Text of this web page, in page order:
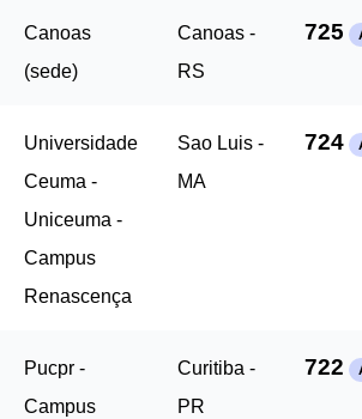
Canoas
(sede)
Canoas -
RS
725
Universidade
Ceuma -
Uniceuma -
Campus
Renascença
Sao Luis -
MA
724
Pucpr -
Campus
Curitiba -
PR
722